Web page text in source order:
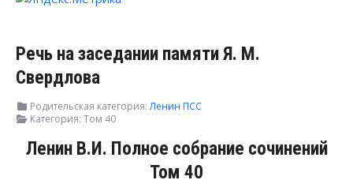
Речь на заседании памяти Я. М.
Свердлова
Родительская категория:Ленин ПСС
Категория: Том 40
Ленин В.И. Полное собрание сочинений
Том 40